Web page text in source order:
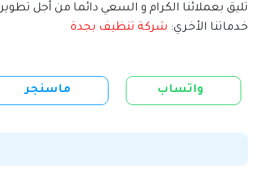
تليق بعملائنا الكرام و السعي دائما من أجل
خدماتنا الأخري: شركة تنظيف بجدة
واتساب ماسنجر